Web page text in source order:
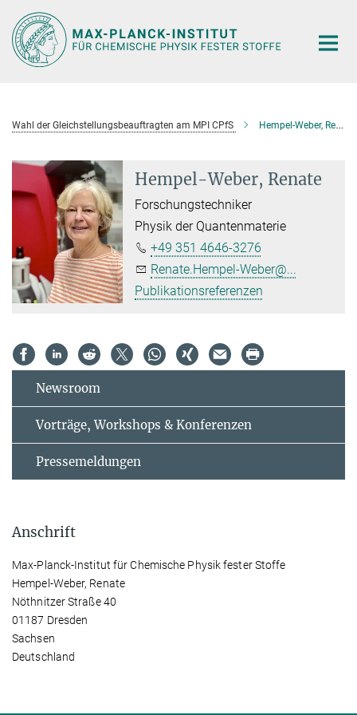
Hauptinhalt
Wahl der Gleichstellungsbeauftragten am MPI CPfS Hempel-Weber, Renate
Hempel-Weber, Renate
Forschungstechniker
Physik der Quantenmaterie
+49 351 4646-3276
Renate.Hempel-Weber@...
Publikationsreferenzen
Newsroom
Vorträge, Workshops & Konferenzen
Pressemeldungen
Anschrift
Max-Planck-Institut für Chemische Physik fester Stoffe
Hempel-Weber, Renate
Nöthnitzer Straße 40
01187 Dresden
Sachsen
Deutschland